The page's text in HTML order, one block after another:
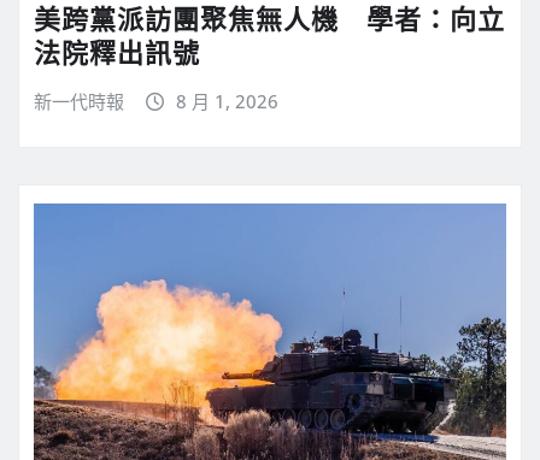
美跨黨派訪團聚焦無人機 學者：向立
法院釋出訊號
新一代時報 8 月 1, 2026